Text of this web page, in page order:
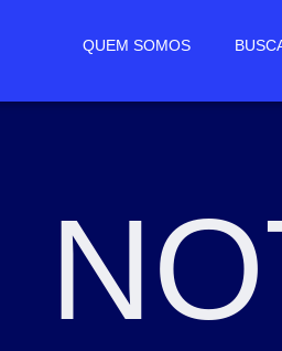
QUEM SOMOS